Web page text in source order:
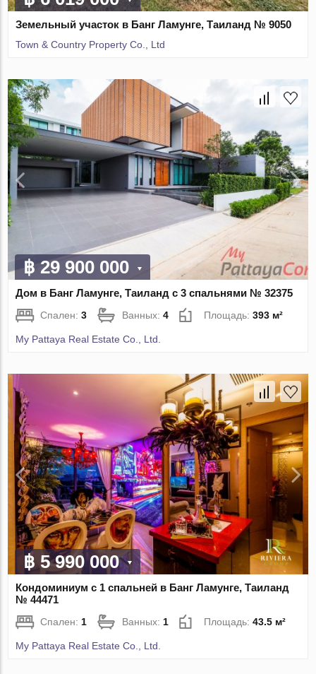
Земельный участок в Банг Ламунге, Таиланд № 9050
Town & Country Property Co., Ltd
฿ 29 900 000
Дом в Банг Ламунге, Таиланд с 3 спальнями № 32375
Спален:3 Ванных:4 Площадь:393 м²
My Pattaya Real Estate Co., Ltd.
฿ 5 990 000
Кондоминиум с 1 спальней в Банг Ламунге, Таиланд
№ 44471
Спален: 1 Ванных: 1 Площадь:43.5 м²
My Pattaya Real Estate Co., Ltd.